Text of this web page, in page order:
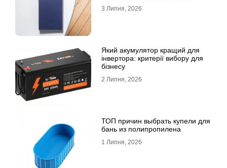
3 Липня, 2026
Який акумулятор кращий для
інвертора: критерії вибору для
бізнесу
2 Липня, 2026
ТОП причин выбрать купели для
бань из полипропилена
1 Липня, 2026